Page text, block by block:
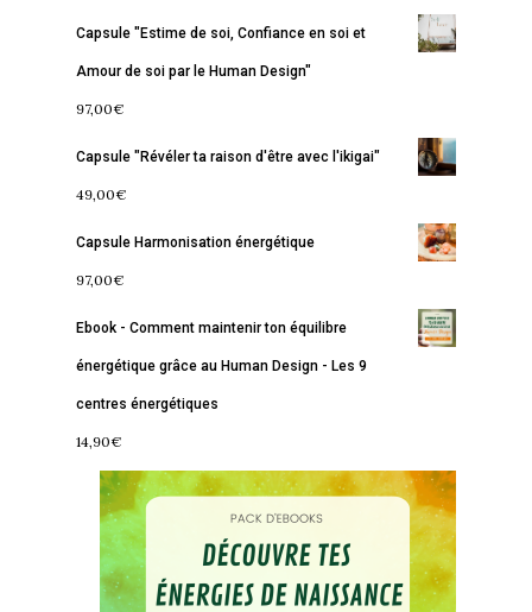
Capsule "Estime de soi, Confiance en soi et
Amour de soi par le Human Design"
97,00€
Capsule "Révéler ta raison d'être avec l'ikigai"
49,00€
Capsule Harmonisation énergétique
97,00€
Ebook - Comment maintenir ton équilibre
énergétique grâce au Human Design - Les 9
centres énergétiques
14,90€
Commence ici
Blog
S’équilibrer
Se réaliser
Services
Accompagnements
Lectures de Human
Programmes
Boutique
À propos